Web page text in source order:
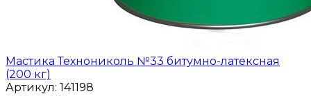
Мастика Технониколь №33 битумно-латексная
(200 кг)
Артикул: 141198